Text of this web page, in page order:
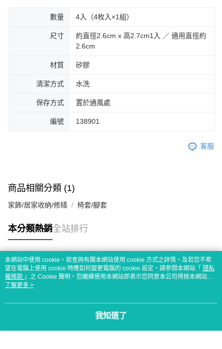
數量 4入（4枚入×1組）
尺寸
約直徑2.6cm x 高2.7cm1入 ／ 適用直徑約
2.6cm
材質 矽膠
清潔方式 水洗
保存方式 置於通風處
編號 138901
客服
商品相關分類 (1)
家飾/居家收納/修繕 椅套/腳套
本分類熱銷全站排行
熱門標籤
本網站中使用 cookie，欲查詢有關本網站使用 cookie 方式之詳情，及若您不希
望在電腦上使用 cookie 時應如何變更電腦的 cookie 設定，請參閱本網站「 隱私
權條款 」之 Cookie 聲明。您繼續使用本網站即表示您同意本公司得按本網站使
用條款之 Cookie 聲明使用 cookie。
了解更多 >
我知道了